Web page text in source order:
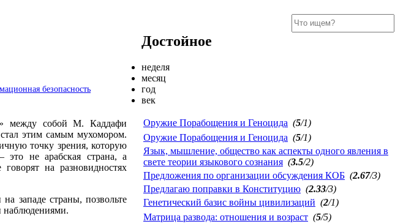
безопасность
между собой М. Каддафи
этим самым мухомором.
точку зрения, которую
это не арабская страна, а
на разновидностях
западе страны, позвольте
наблюдениями.
Достойное
неделя
месяц
год
век
Оружие Порабощения и Геноцида (5/1)
Оружие Порабощения и Геноцида (5/1)
Язык, мышление, общество как аспекты одного явления в
свете теории языкового сознания (3.5/2)
Предложения по организации обсуждения КОБ (2.67/3)
Предлагаю поправки в Конституцию (2.33/3)
Генетический базис войны цивилизаций (2/1)
Матрица развода: отношения и возраст (5/5)